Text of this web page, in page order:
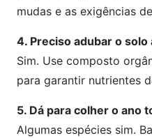
mudas e as exigências
4. Preciso adubar o
Sim. Use composto
para garantir nutrientes
5. Dá para colher o ano
Algumas espécies sim.